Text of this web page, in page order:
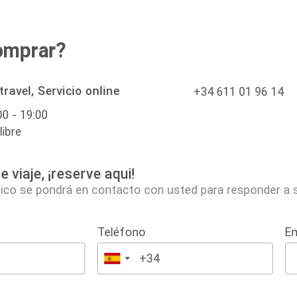
Servicio online
- 19:00
+34 611 01 96 14
viaje, ¡reserve aqui!
se pondrá en contacto con usted para responder a
Teléfono
España
+34